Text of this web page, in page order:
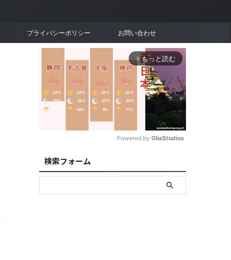
プライバシーポリシー お問い合わせ
arrow_forward_ios もっと読む
u
t
Powered by GliaStudios
検索フォーム